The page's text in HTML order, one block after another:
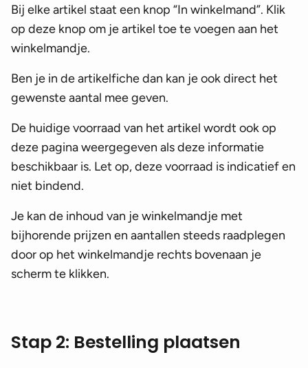
Bij elke artikel staat een knop “In winkelmand”. Klik
op deze knop om je artikel toe te voegen aan het
winkelmandje.
Ben je in de artikelfiche dan kan je ook direct het
gewenste aantal mee geven.
De huidige voorraad van het artikel wordt ook op
deze pagina weergegeven als deze informatie
beschikbaar is. Let op, deze voorraad is indicatief en
niet bindend.
Je kan de inhoud van je winkelmandje met
bijhorende prijzen en aantallen steeds raadplegen
door op het winkelmandje rechts bovenaan je
scherm te klikken.
Stap 2: Bestelling plaatsen